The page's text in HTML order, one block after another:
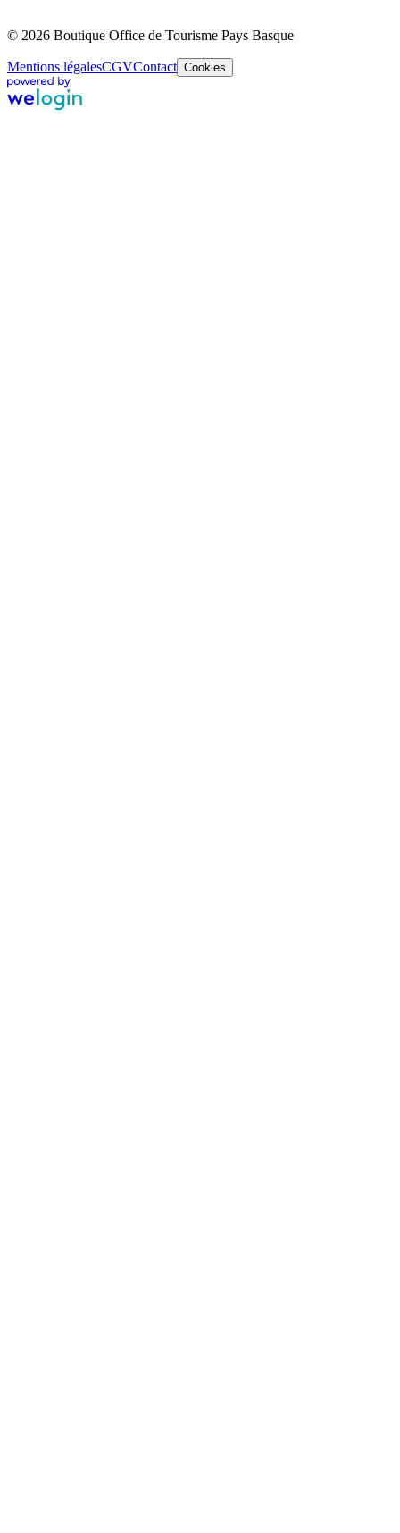
© 2026 Boutique Office de Tourisme Pays Basque
Mentions légalesCGVContact Cookies